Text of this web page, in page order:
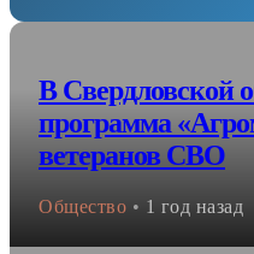
В Свердловской
программа
ветеранов СВО
Общество • 1 год назад